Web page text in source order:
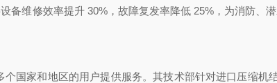
维修效率提升 30%，故障复发率降低 25%，为消防、
国家和地区的用户提供服务。其技术部针对进口压缩机